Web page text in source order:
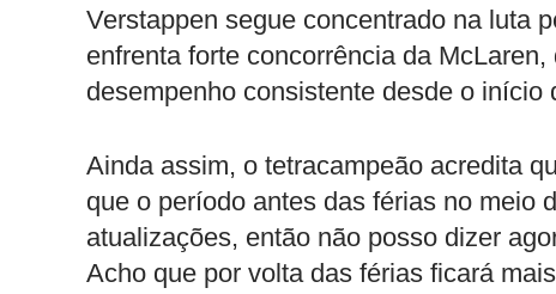
Verstappen segue concentrado na luta
enfrenta forte concorrência da
desempenho consistente desde o início
Ainda assim, o tetracampeão acredita
que o período antes das férias no meio
atualizações, então não posso dizer
Acho que por volta das férias ficará